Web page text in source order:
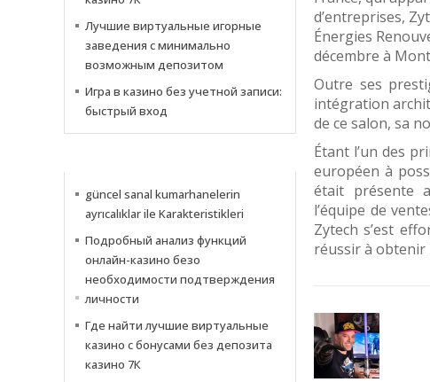
d’entreprises,
Énergies
décembre à
Outre ses
intégration
de ce salon, sa
Étant l’un des
européen à
était présente
l’équipe de
Zytech s’est
réussir à obtenir
Лучшие виртуальные игорные
заведения с минимально
возможным депозитом
Игра в казино без учетной записи:
быстрый вход
güncel sanal kumarhanelerin
ayrıcalıklar ile Karakteristikleri
Подробный анализ функций
онлайн-казино безо
необходимости подтверждения
личности
Где найти лучшие виртуальные
казино с бонусами без депозита
казино 7К